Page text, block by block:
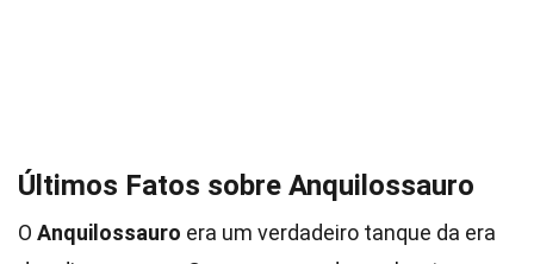
Últimos Fatos sobre Anquilossauro
O Anquilossauro era um verdadeiro tanque da era